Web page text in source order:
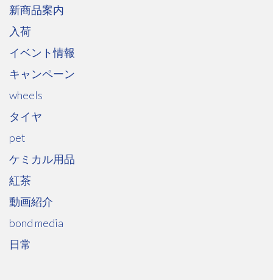
新商品案内
入荷
イベント情報
キャンペーン
wheels
タイヤ
pet
ケミカル用品
紅茶
動画紹介
bond media
日常